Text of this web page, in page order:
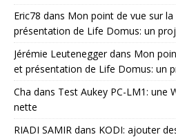
Eric78 dans Mon point de vue sur
présentation de Life Domus: un
Jérémie Leuteneggerdans Mon
et présentation de Life Domus: un
Cha dans Test Aukey PC-LM1: une
nette
RIADI SAMIR dans KODI: ajouter